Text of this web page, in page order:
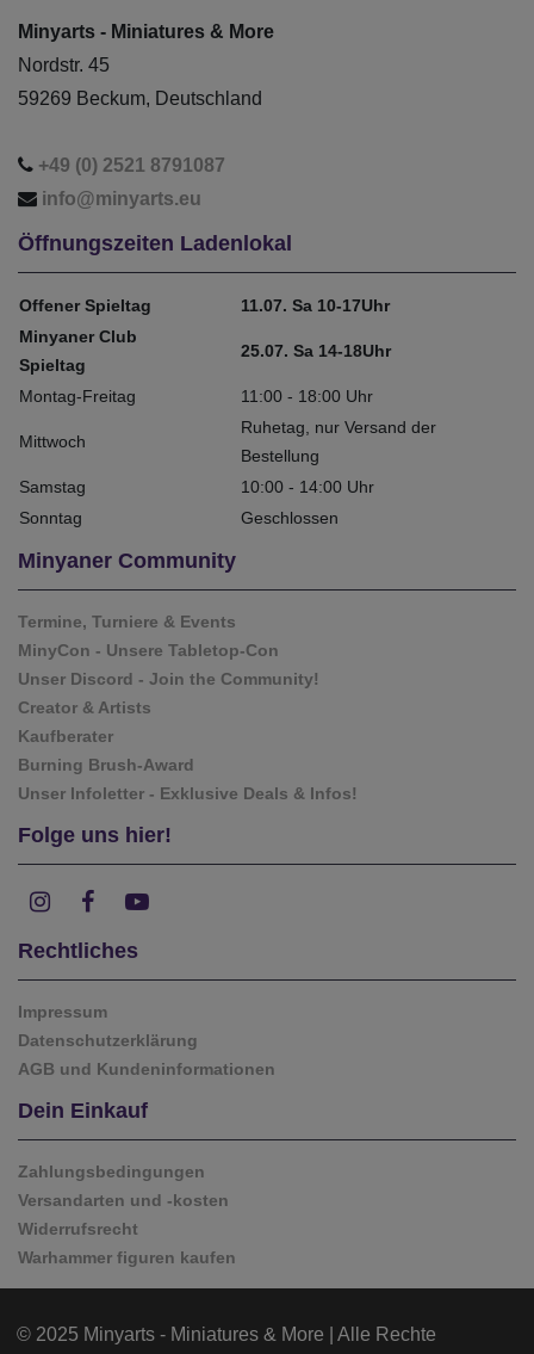
Minyarts - Miniatures & More
Nordstr. 45
59269 Beckum, Deutschland
+49 (0) 2521 8791087
info@minyarts.eu
Öffnungszeiten Ladenlokal
Offener Spieltag
11.07. Sa 10-17Uhr
Minyaner Club
Spieltag
25.07. Sa 14-18Uhr
Montag-Freitag 11:00 - 18:00 Uhr
Mittwoch
Ruhetag, nur Versand der
Bestellung
Samstag
10:00 - 14:00 Uhr
Sonntag
Geschlossen
Minyaner Community
Termine, Turniere & Events
MinyCon - Unsere Tabletop-Con
Unser Discord - Join the Community!
Creator & Artists
Kaufberater
Burning Brush-Award
Unser Infoletter - Exklusive Deals & Infos!
Folge uns hier!
Rechtliches
Impressum
Datenschutzerklärung
AGB und Kundeninformationen
Dein Einkauf
Zahlungsbedingungen
Versandarten und -kosten
Widerrufsrecht
Warhammer figuren kaufen
© 2025 Minyarts - Miniatures & More | Alle Rechte